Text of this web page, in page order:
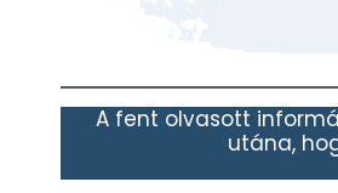
A fent olvasott
utána,